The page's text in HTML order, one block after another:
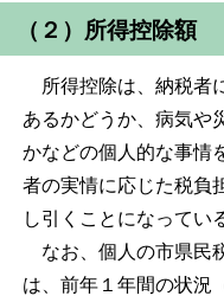
（２）所得控除額
所得控除は、納税者
あるかどうか、病気や
かなどの個人的な事情
者の実情に応じた税負
し引くことになってい
なお、個人の市県民
は、前年１年間の状況